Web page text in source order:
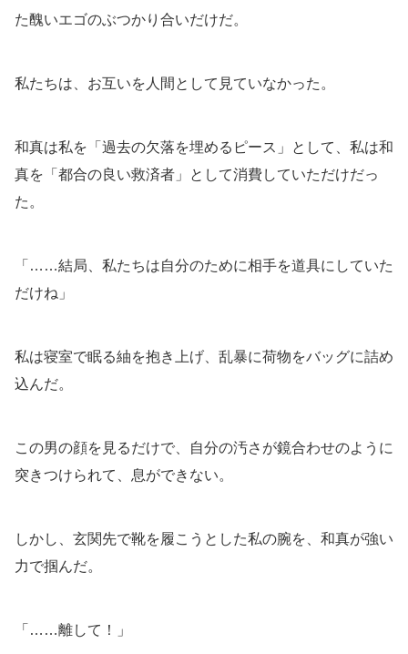
た醜いエゴのぶつかり合いだけだ。
私たちは、お互いを人間として見ていなかった。
和真は私を「過去の欠落を埋めるピース」として、私は和
真を「都合の良い救済者」として消費していただけだっ
た。
「……結局、私たちは自分のために相手を道具にしていた
だけね」
私は寝室で眠る紬を抱き上げ、乱暴に荷物をバッグに詰め
込んだ。
この男の顔を見るだけで、自分の汚さが鏡合わせのように
突きつけられて、息ができない。
しかし、玄関先で靴を履こうとした私の腕を、和真が強い
力で掴んだ。
「……離して！」